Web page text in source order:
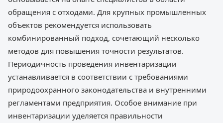
обращения с отходами. Для крупных промышленных
объектов рекомендуется использовать
комбинированный подход, сочетающий несколько
методов для повышения точности результатов.
Периодичность проведения инвентаризации
устанавливается в соответствии с требованиями
природоохранного законодательства и внутренними
регламентами предприятия. Особое внимание при
инвентаризации уделяется правильности